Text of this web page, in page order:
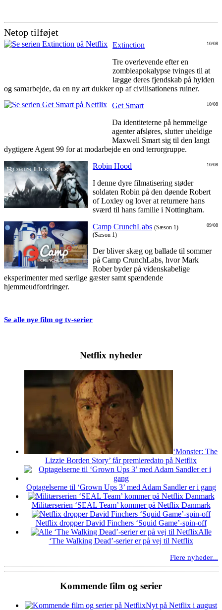
Netop tilføjet
10/08
Extinction
Tre overlevende efter en
zombieapokalypse tvinges til at
lægge deres fjendskab på hylden
og samarbejde, da en ny art dukker op af civilisationens ruiner.
10/08
Get Smart
Da identiteterne på hemmelige
agenter afsløres, slutter uheldige
Maxwell Smart sig til den langt
dygtigere Agent 99 for at modarbejde en ond terrorgruppe.
10/08
Robin Hood
I denne dyre filmatisering støder
soldaten Robin på den døende Robert
of Loxley og lover at returnere hans
sværd til hans familie i Nottingham.
09/08
Camp CrunchLabs (Sæson 1)
(Sæson 1)
Der bliver skæg og ballade til sommer
på Camp CrunchLabs, hvor Mark
Rober byder på videnskabelige
eksperimenter med særlige gæster samt spændende
hjemmeudfordringer.
Se alle nye film og tv-serier
Netflix nyheder
‘Monster: The
Lizzie Borden Story’ får premieredato på Netflix
Optagelserne til ‘Grown Ups 3’ med Adam Sandler er i gang
Militærserien ‘SEAL Team’ kommer på Netflix Danmark
Netflix dropper David Finchers ‘Squid Game’-spin-off
Alle
‘The Walking Dead’-serier er på vej til Netflix
Flere nyheder...
Kommende film og serier
Nyt på Netflix i august